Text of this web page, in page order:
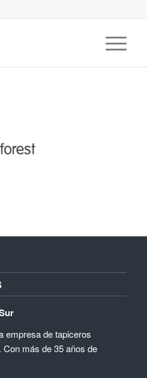
empresa de tapiceros
más de 35 años de